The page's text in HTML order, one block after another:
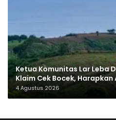
Ketua Komunitas Lar Leba
Klaim Cek Bocek, Harapkan
Makam Leluhur
4 Agustus 2026